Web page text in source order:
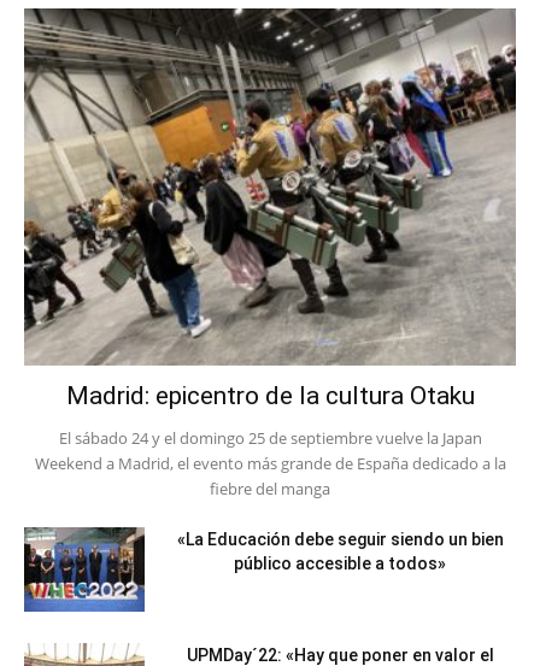
Madrid: epicentro de la cultura Otaku
El sábado 24 y el domingo 25 de septiembre vuelve la Japan
Weekend a Madrid, el evento más grande de España dedicado a la
fiebre del manga
«La Educación debe seguir siendo un bien
público accesible a todos»
UPMDay´22: «Hay que poner en valor el